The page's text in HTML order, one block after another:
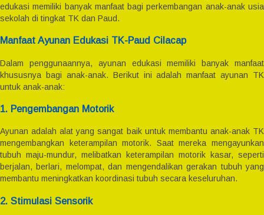
edukasi memiliki banyak manfaat bagi perkembangan anak-anak usia
sekolah di tingkat TK dan Paud.
Manfaat Ayunan Edukasi TK-Paud Cilacap
Dalam penggunaannya, ayunan edukasi memiliki banyak manfaat
khususnya bagi anak-anak. Berikut ini adalah manfaat ayunan TK
untuk anak-anak:
1. Pengembangan Motorik
Ayunan adalah alat yang sangat baik untuk membantu anak-anak TK
mengembangkan keterampilan motorik. Saat mereka mengayunkan
tubuh maju-mundur, melibatkan keterampilan motorik kasar, seperti
berjalan, berlari, melompat, dan mengendalikan gerakan tubuh yang
membantu meningkatkan koordinasi tubuh secara keseluruhan.
2. Stimulasi Sensorik